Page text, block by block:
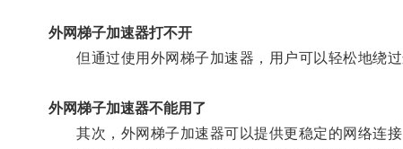
外网梯子加速器打不开
但通过使用外网梯子加速器，用户可以轻松地绕过
外网梯子加速器不能用了
其次，外网梯子加速器可以提供更稳定的网络连接